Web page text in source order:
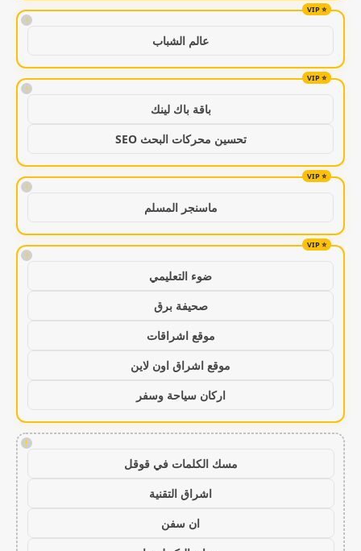
!
عالم الشباب
!
باقة باك لينك
تحسين محركات البحث SEO
!
ماسنجر المسلم
!
ضوء التعليمي
صحيفة برق
موقع اشراقات
موقع اشراق اون لاين
اركان سياحة وسفر
!
مسك الكلمات في قوقل
اشراق التقنية
ان سفن